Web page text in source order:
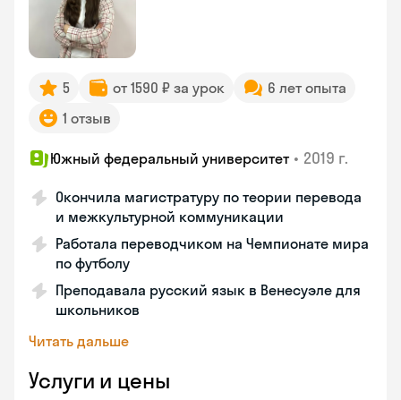
5 от 1590 ₽ за урок
6 лет опыта
1 отзыв
Южный федеральный университет • 2019 г.
Окончила магистратуру по теории перевода
и межкультурной коммуникации
Работала переводчиком на Чемпионате мира
по футболу
Преподавала русский язык в Венесуэле для
школьников
Читать дальше
Услуги и цены